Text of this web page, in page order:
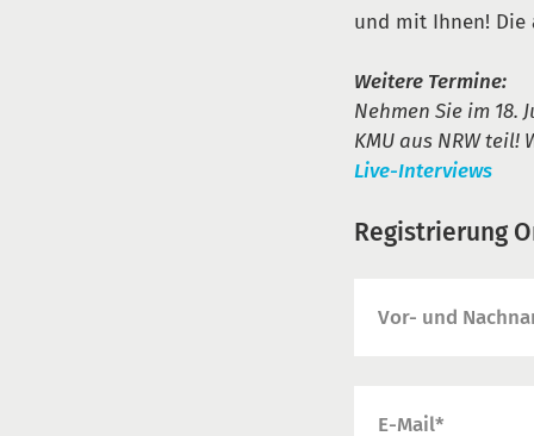
und mit Ihnen! Die
Weitere Termine:
Nehmen Sie im 18.
KMU aus NRW
Live-Interviews
Registrierung